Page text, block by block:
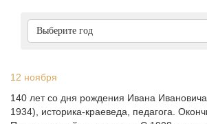
Выберите год
12 ноября
140 лет со дня рождения Ивана
1934), историка-краеведа, педагога.